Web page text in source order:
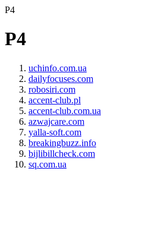
P4
P4
uchinfo.com.ua
dailyfocuses.com
robosiri.com
accent-club.pl
accent-club.com.ua
azwajcare.com
yalla-soft.com
breakingbuzz.info
bijlibillcheck.com
sq.com.ua